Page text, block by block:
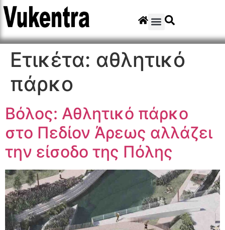
Ετικέτα: αθλητικό
πάρκο
Βόλος: Αθλητικό πάρκο
στο Πεδίον Άρεως αλλάζει
την είσοδο της Πόλης